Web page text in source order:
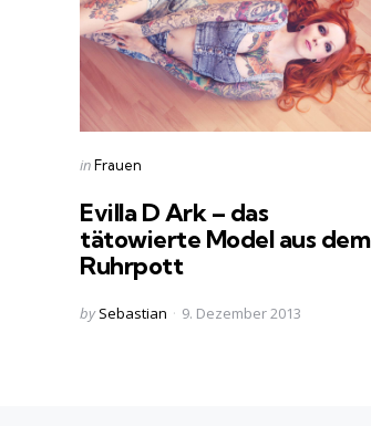
Categories
Posted
inFrauen
Evilla D Ark – das
tätowierte Model aus dem
Ruhrpott
Posted
by Sebastian 9. Dezember 2013